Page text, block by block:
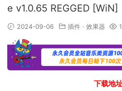
e v1.0.65 REGGED [WiN]
2024-09-06 插件 · 效果器
下载地